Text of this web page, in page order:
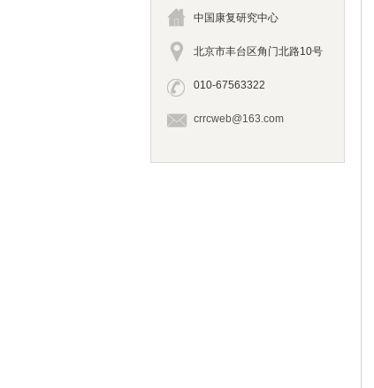
中国康复研究中心
北京市丰台区角门北路10号
010-67563322
crrcweb@163.com